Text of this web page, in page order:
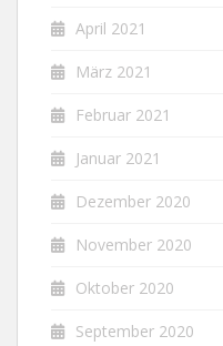
April 2021
März 2021
Februar 2021
Januar 2021
Dezember 2020
November 2020
Oktober 2020
September 2020